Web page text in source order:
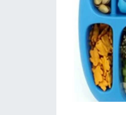
RESMİ İLANLAR